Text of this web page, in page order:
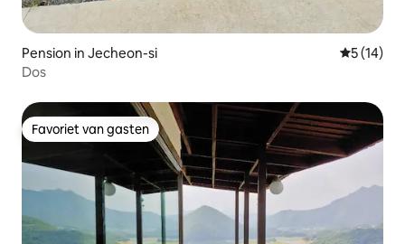
Pension in Jecheon-si
5 (14)
Dos
Favoriet van gasten
Favoriet van gasten